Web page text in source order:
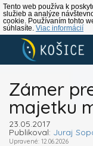
Tento web používa k
služieb a analýze
cookie. Používaním tohto
súhlasíte. Viac informácií
Zámer
majetku
23.05.2017
Publikoval: Juraj
Upravené: 12.06.2026